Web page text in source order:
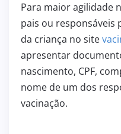
Para maior agilidade
pais ou responsáveis
da criança no site
apresentar
nascimento, CPF,
nome de um dos
vacinação.